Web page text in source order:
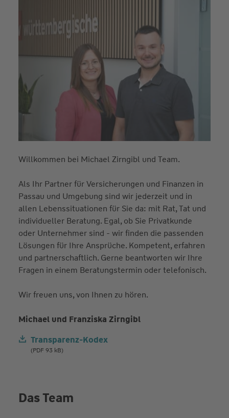
Willkommen bei Michael Zirngibl und Team.
Als Ihr Partner für Versicherungen und Finanzen in
Passau und Umgebung sind wir jederzeit und in
allen Lebenssituationen für Sie da: mit Rat, Tat und
individueller Beratung. Egal, ob Sie Privatkunde
oder Unternehmer sind - wir finden die passenden
Lösungen für Ihre Ansprüche. Kompetent, erfahren
und partnerschaftlich. Gerne beantworten wir Ihre
Fragen in einem Beratungstermin oder telefonisch.
Wir freuen uns, von Ihnen zu hören.
Michael und Franziska Zirngibl
Transparenz-Kodex
(PDF 93 kB)
Das Team